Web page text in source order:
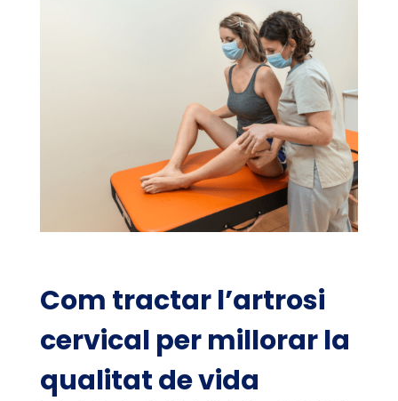
Com tractar l’artrosi
cervical per millorar la
qualitat de vida